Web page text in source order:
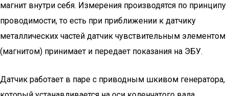
магнит внутри себя. Измерения производятся по принципу
проводимости, то есть при приближении к датчику
металлических частей датчик чувствительным элементом
(магнитом) принимает и передает показания на ЭБУ.
Датчик работает в паре с приводным шкивом генератора,